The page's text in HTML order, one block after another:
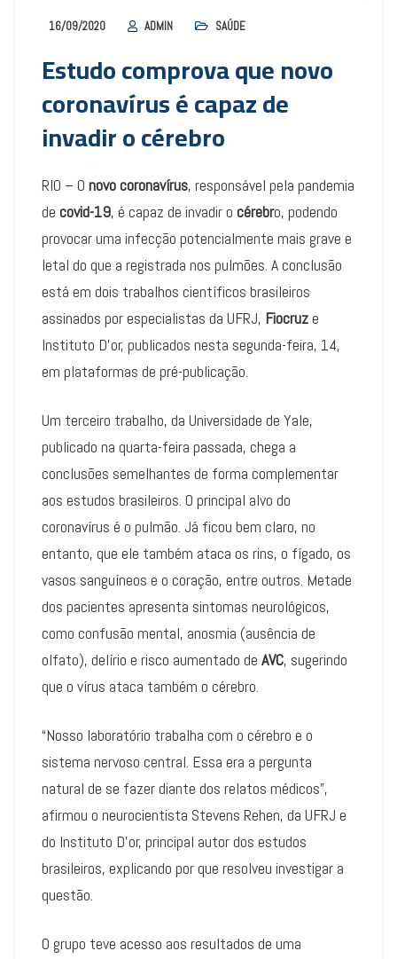
16/09/2020 ADMIN SAÚDE
Estudo comprova que novo
coronavírus é capaz de
invadir o cérebro
RIO – O novo coronavírus, responsável pela pandemia
de covid-19, é capaz de invadir o cérebro, podendo
provocar uma infecção potencialmente mais grave e
letal do que a registrada nos pulmões. A conclusão
está em dois trabalhos científicos brasileiros
assinados por especialistas da UFRJ, Fiocruze
Instituto D’or, publicados nesta segunda-feira, 14,
em plataformas de pré-publicação.
Um terceiro trabalho, da Universidade de Yale,
publicado na quarta-feira passada, chega a
conclusões semelhantes de forma complementar
aos estudos brasileiros. O principal alvo do
coronavírus é o pulmão. Já ficou bem claro, no
entanto, que ele também ataca os rins, o fígado, os
vasos sanguíneos e o coração, entre outros. Metade
dos pacientes apresenta sintomas neurológicos,
como confusão mental, anosmia (ausência de
olfato), delírio e risco aumentado de AVC, sugerindo
que o vírus ataca também o cérebro.
“Nosso laboratório trabalha com o cérebro e o
sistema nervoso central. Essa era a pergunta
natural de se fazer diante dos relatos médicos”,
afirmou o neurocientista Stevens Rehen, da UFRJ e
do Instituto D’or, principal autor dos estudos
brasileiros, explicando por que resolveu investigar a
questão.
O grupo teve acesso aos resultados de uma